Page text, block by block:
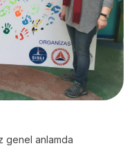
genel anlamda